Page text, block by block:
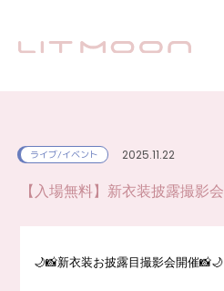
ライブ/イベント 2025.11.22
【入場無料】新衣装披露撮影会
🌙📸新衣装お披露目撮影会開催📸🌙